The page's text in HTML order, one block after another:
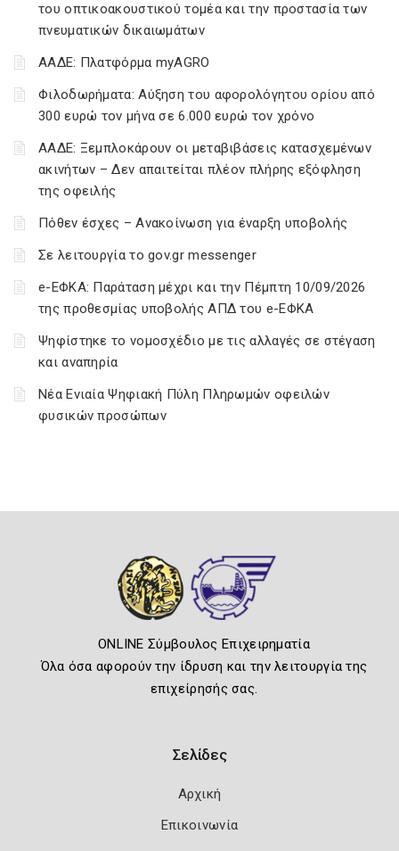
του οπτικοακουστικού τομέα και την προστασία των
πνευματικών δικαιωμάτων
ΑΑΔΕ: Πλατφόρμα myAGRO
Φιλοδωρήματα: Αύξηση του αφορολόγητου ορίου από
300 ευρώ τον μήνα σε 6.000 ευρώ τον χρόνο
ΑΑΔΕ: Ξεμπλοκάρουν οι μεταβιβάσεις κατασχεμένων
ακινήτων – Δεν απαιτείται πλέον πλήρης εξόφληση
της οφειλής
Πόθεν έσχες – Ανακοίνωση για έναρξη υποβολής
Σε λειτουργία το gov.gr messenger
e-ΕΦΚΑ: Παράταση μέχρι και την Πέμπτη 10/09/2026
της προθεσμίας υποβολής ΑΠΔ του e-ΕΦΚΑ
Ψηφίστηκε το νομοσχέδιο με τις αλλαγές σε στέγαση
και αναπηρία
Νέα Ενιαία Ψηφιακή Πύλη Πληρωμών οφειλών
φυσικών προσώπων
ONLINE Σύμβουλος Επιχειρηματία
Όλα όσα αφορούν την ίδρυση και την λειτουργία της
επιχείρησής σας.
Σελίδες
Αρχική
Επικοινωνία